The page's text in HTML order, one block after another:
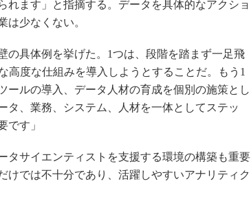
れます」と指摘する。データを具体的なアクショ
は少なくない。
具体例を挙げた。1つは、段階を踏まず一足飛
高度な仕組みを導入しようとすることだ。もう1
ールの導入、データ人材の育成を個別の施策とし
タ、業務、システム、人材を一体としてステッ
です」
サイエンティストを支援する環境の構築も重要
けでは不十分であり、活躍しやすいアナリティク